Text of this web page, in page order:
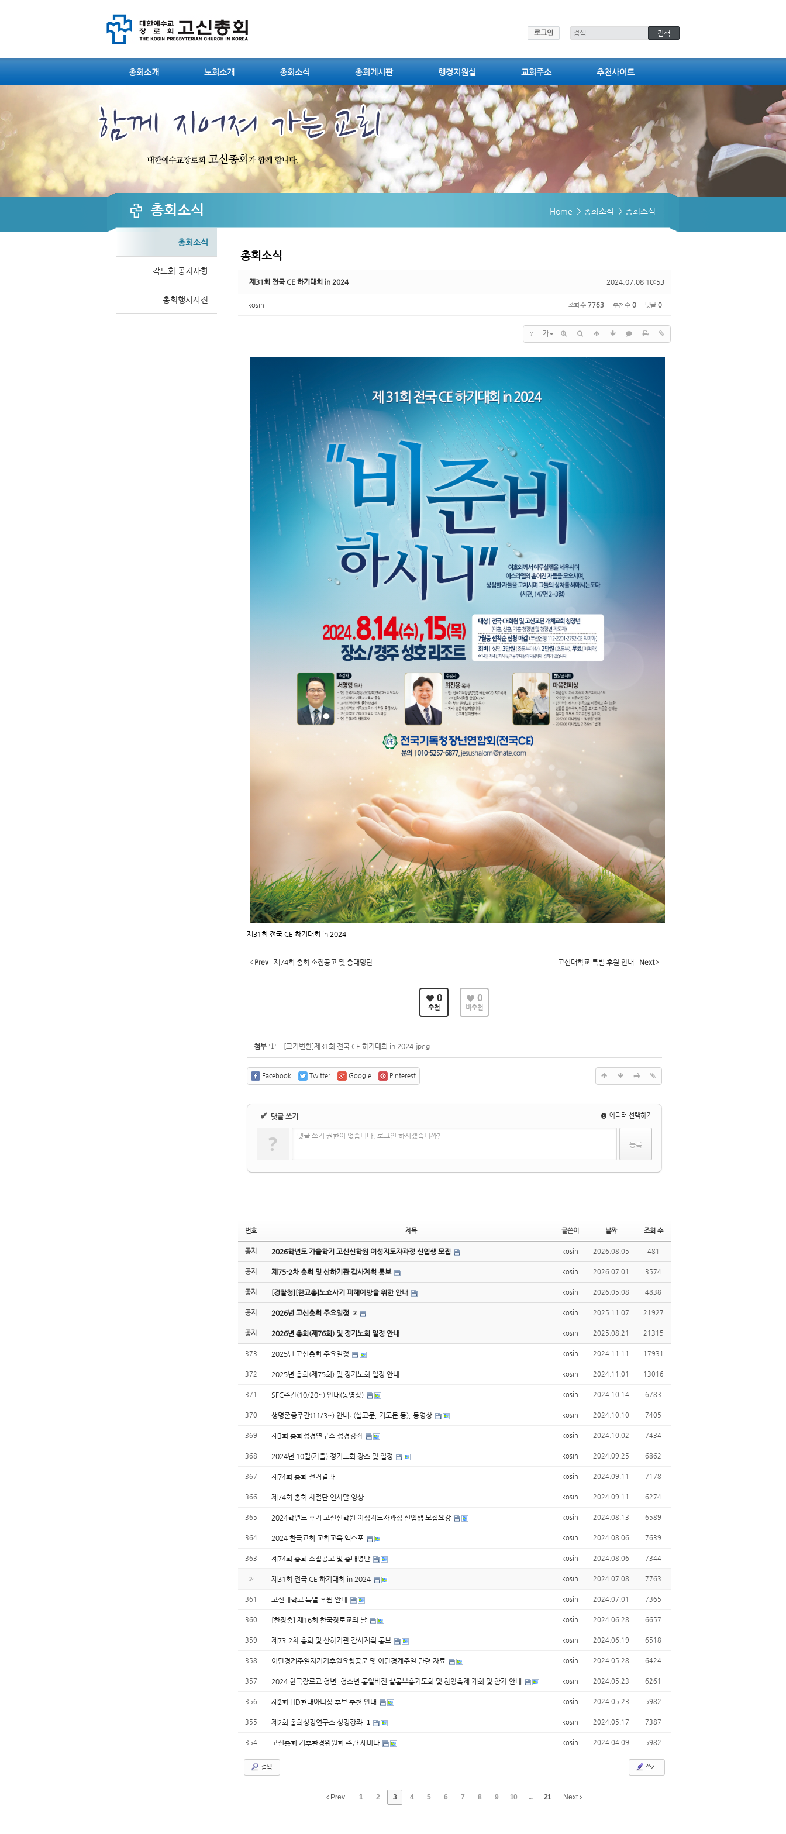
로그인
총회소개 노회소개 총회소식 총회게시판 행정지원실 교회주소 추천사이트
총회소식 Home > 총회소식 > 총회소식
총회소식
각노회 공지사항
총회행사사진
총회소식
2024.07.08 10:53
제31회 전국 CE 하기대회 in 2024
kosin 조회 수 7763 추천 수 0 댓글 0
? 가
제31회 전국 CE 하기대회 in 2024
Prev 제74회 총회 소집공고 및 총대명단 고신대학교 특별 후원 안내 Next
0
추천
0
비추천
첨부 '1' [크기변환]제31회 전국 CE 하기대회 in 2024.jpeg
Facebook Twitter Google Pinterest
✔ 댓글 쓰기 에디터 선택하기
? 댓글 쓰기 권한이 없습니다. 로그인 하시겠습니까?
번호 제목 글쓴이 날짜 조회 수
공지 2026학년도 가을학기 고신신학원 여성지도자과정 신입생 모집 kosin 2026.08.05 481
공지 제75-2차 총회 및 산하기관 감사계획 통보 kosin 2026.07.01 3574
공지 [경찰청][한교총]노쇼사기 피해예방을 위한 안내 kosin 2026.05.08 4838
공지 2026년 고신총회 주요일정 2 kosin 2025.11.07 21927
공지 2026년 총회(제76회) 및 정기노회 일정 안내 kosin 2025.08.21 21315
373 2025년 고신총회 주요일정 kosin 2024.11.11 17931
372 2025년 총회(제75회) 및 정기노회 일정 안내 kosin 2024.11.01 13016
371 SFC주간(10/20~) 안내(동영상) kosin 2024.10.14 6783
370 생명존중주간(11/3~) 안내: (설교문, 기도문 등), 동영상 kosin 2024.10.10 7405
369 제3회 총회성경연구소 성경강좌 kosin 2024.10.02 7434
368 2024년 10월(가을) 정기노회 장소 및 일정 kosin 2024.09.25 6862
367 제74회 총회 선거결과 kosin 2024.09.11 7178
366 제74회 총회 사절단 인사말 영상 kosin 2024.09.11 6274
365 2024학년도 후기 고신신학원 여성지도자과정 신입생 모집요강 kosin 2024.08.13 6589
364 2024 한국교회 교회교육 엑스포 kosin 2024.08.06 7639
363 제74회 총회 소집공고 및 총대명단 kosin 2024.08.06 7344
» 제31회 전국 CE 하기대회 in 2024 kosin 2024.07.08 7763
361 고신대학교 특별 후원 안내 kosin 2024.07.01 7365
360 [한장총] 제16회 한국장로교의 날 kosin 2024.06.28 6657
359 제73-2차 총회 및 산하기관 감사계획 통보 kosin 2024.06.19 6518
358 이단경계주일지키기후원요청공문 및 이단경계주일 관련 자료 kosin 2024.05.28 6424
357 2024 한국장로교 청년, 청소년 통일비전 샬롬부흥기도회 및 찬양축제 개최 및 참가 안내 kosin 2024.05.23 6261
356 제2회 HD현대아너상 후보 추천 안내 kosin 2024.05.23 5982
355 제2회 총회성경연구소 성경강좌 1 kosin 2024.05.17 7387
354 고신총회 기후환경위원회 주관 세미나 kosin 2024.04.09 5982
검색 쓰기
Prev 1 2 3 4 5 6 7 8 9 10 ... 21 Next
Sketchbook5, 스케치북5
Sketchbook5, 스케치북5
Sketchbook5, 스케치북5
Sketchbook5, 스케치북5